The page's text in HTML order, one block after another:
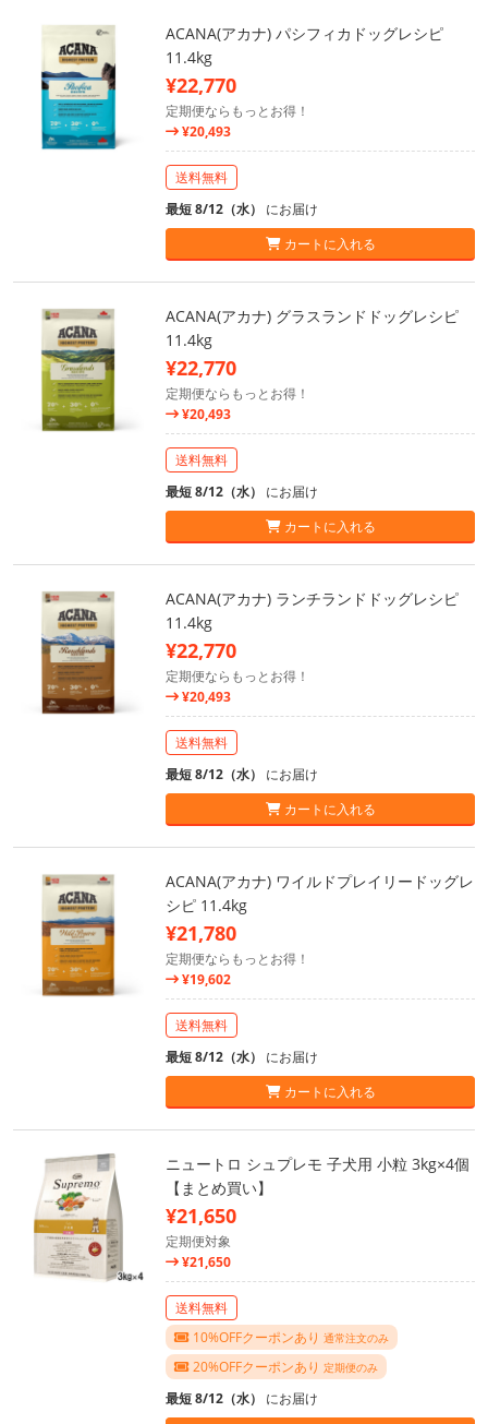
ACANA(アカナ) パシフィカドッグレシピ
11.4kg
¥22,770
定期便ならもっとお得！
¥20,493
送料無料
最短 8/12（水） にお届け
カートに入れる
ACANA(アカナ) グラスランドドッグレシピ
11.4kg
¥22,770
定期便ならもっとお得！
¥20,493
送料無料
最短 8/12（水） にお届け
カートに入れる
ACANA(アカナ) ランチランドドッグレシピ
11.4kg
¥22,770
定期便ならもっとお得！
¥20,493
送料無料
最短 8/12（水） にお届け
カートに入れる
ACANA(アカナ) ワイルドプレイリードッグレ
シピ 11.4kg
¥21,780
定期便ならもっとお得！
¥19,602
送料無料
最短 8/12（水） にお届け
カートに入れる
ニュートロ シュプレモ 子犬用 小粒 3kg×4個
【まとめ買い】
¥21,650
定期便対象
¥21,650
送料無料
10%OFFクーポンあり 通常注文のみ
20%OFFクーポンあり 定期便のみ
最短 8/12（水） にお届け